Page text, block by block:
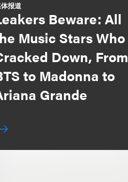
报道
Beware: All
Music Stars Who
Down, From
to Madonna to
Grande